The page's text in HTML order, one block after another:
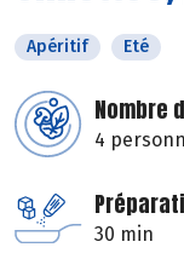
Apéritif Eté
Nombre
4
30 min